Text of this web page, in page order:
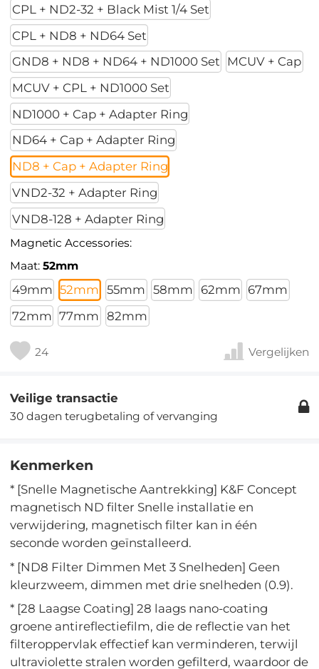
CPL + ND2-32 + Black Mist 1/4 Set
CPL + ND8 + ND64 Set
GND8 + ND8 + ND64 + ND1000 Set
MCUV + Cap
MCUV + CPL + ND1000 Set
ND1000 + Cap + Adapter Ring
ND64 + Cap + Adapter Ring
ND8 + Cap + Adapter Ring
VND2-32 + Adapter Ring
VND8-128 + Adapter Ring
Magnetic Accessories:
Maat:52mm
49mm 52mm 55mm 58mm 62mm 67mm
72mm 77mm 82mm
24 Vergelijken
Veilige transactie
30 dagen terugbetaling of vervanging
Kenmerken
* [Snelle Magnetische Aantrekking] K&F Concept
magnetisch ND filter Snelle installatie en
verwijdering, magnetisch filter kan in één
seconde worden geïnstalleerd.
* [ND8 Filter Dimmen Met 3 Snelheden] Geen
kleurzweem, dimmen met drie snelheden (0.9).
* [28 Laagse Coating] 28 laags nano-coating
groene antireflectiefilm, die de reflectie van het
filteroppervlak effectief kan verminderen, terwijl
ultraviolette stralen worden gefilterd, waardoor de